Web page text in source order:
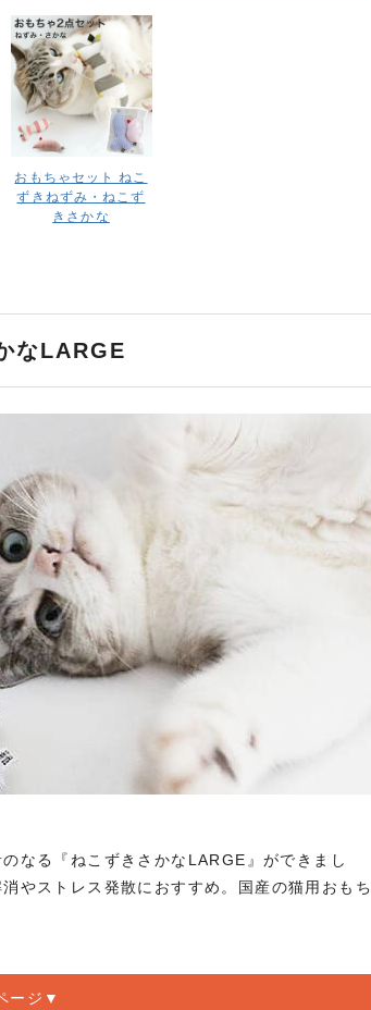
おもちゃセット ねこ
ずきねずみ・ねこず
きさかな
なLARGE
なる『ねこずきさかなLARGE』ができまし
やストレス発散におすすめ。国産の猫用おもち
ージ▼